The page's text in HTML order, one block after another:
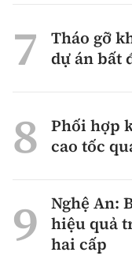
Tháo gỡ
dự án bất
Phối hợp
cao tốc
Nghệ An:
hiệu quả
hai cấp